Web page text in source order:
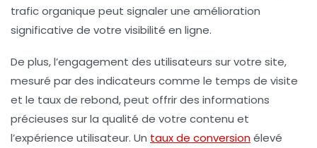
trafic organique peut signaler une amélioration
significative de votre visibilité en ligne.
De plus, l’engagement des utilisateurs sur votre site,
mesuré par des indicateurs comme le temps de visite
et le taux de rebond, peut offrir des informations
précieuses sur la qualité de votre contenu et
l’expérience utilisateur. Un taux de conversionélevé